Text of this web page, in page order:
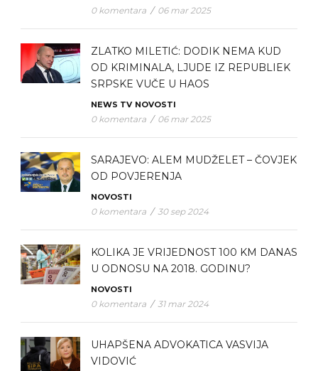
0 komentara / 06 mar 2025
ZLATKO MILETIĆ: DODIK NEMA KUD
OD KRIMINALA, LJUDE IZ REPUBLIEK
SRPSKE VUČE U HAOS
NEWS TV NOVOSTI
0 komentara / 06 mar 2025
SARAJEVO: ALEM MUDŽELET – ČOVJEK
OD POVJERENJA
NOVOSTI
0 komentara / 30 sep 2024
KOLIKA JE VRIJEDNOST 100 KM DANAS
U ODNOSU NA 2018. GODINU?
NOVOSTI
0 komentara / 31 mar 2024
UHAPŠENA ADVOKATICA VASVIJA
VIDOVIĆ